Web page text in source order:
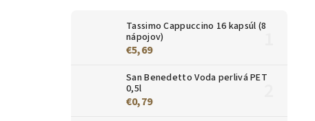
Tassimo Cappuccino 16 kapsúl (8
nápojov)
€5,69
San Benedetto Voda perlivá PET
0,5l
€0,79